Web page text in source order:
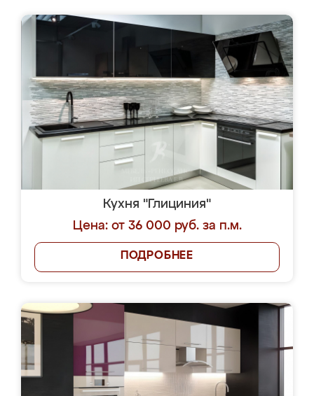
Кухня "Глициния"
Цена: от 36 000 руб. за п.м.
ПОДРОБНЕЕ